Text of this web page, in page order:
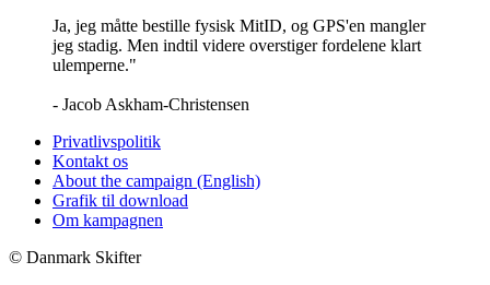
Ja, jeg måtte bestille fysisk MitID, og GPS'en mangler
jeg stadig. Men indtil videre overstiger fordelene klart
ulemperne."
- Jacob Askham-Christensen
Privatlivspolitik
Kontakt os
About the campaign (English)
Grafik til download
Om kampagnen
© Danmark Skifter